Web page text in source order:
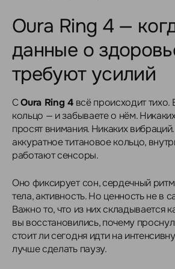
Oura Ring 4 —
данные о
требуют усилий
СOura Ring 4всё происходит тихо.
кольцо — и забываете о нём.
просят внимания. Никаких
аккуратное титановое кольцо,
работают сенсоры.
Оно фиксирует сон, сердечный
тела, активность. Но ценность не в
Важно то, что из них складывается
вы восстановились, почему
стоит ли сегодня идти на
лучше сделать паузу.